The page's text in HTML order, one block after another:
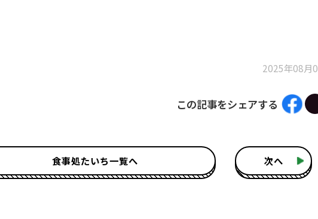
2025年08月
この記事をシェアする
食事処たいち一覧へ 次へ